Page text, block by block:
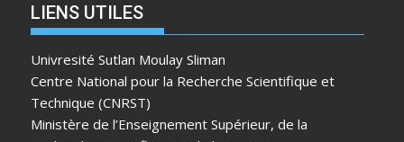
LIENS UTILES
Univresité Sutlan Moulay Sliman
Centre National pour la Recherche Scientifique et
Technique (CNRST)
Ministère de l’Enseignement Supérieur, de la